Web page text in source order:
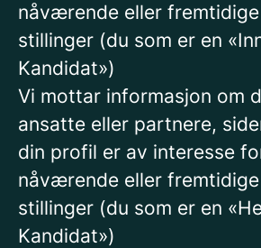
nåværende eller
stillinger (du som er en
Kandidat»)
Vi mottar informasjon om
ansatte eller partnere,
din profil er av interesse
nåværende eller
stillinger (du som er en
Kandidat»)